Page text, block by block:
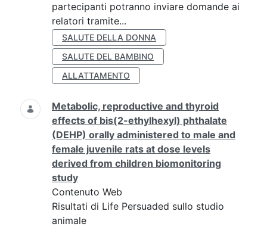
partecipanti potranno inviare domande ai
relatori tramite...
SALUTE DELLA DONNA
SALUTE DEL BAMBINO
ALLATTAMENTO
Metabolic, reproductive and thyroid
effects of bis(2-ethylhexyl) phthalate
(DEHP) orally administered to male and
female juvenile rats at dose levels
derived from children biomonitoring
study
Contenuto Web
Risultati di Life Persuaded sullo studio
animale